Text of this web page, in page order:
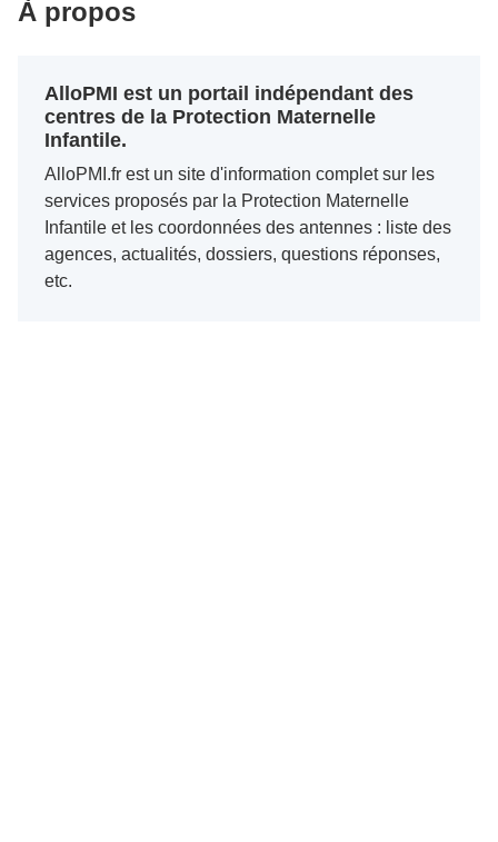
À propos
AlloPMI est un portail indépendant des
centres de la Protection Maternelle
Infantile.
AlloPMI.fr est un site d'information complet sur les
services proposés par la Protection Maternelle
Infantile et les coordonnées des antennes : liste des
agences, actualités, dossiers, questions réponses,
etc.